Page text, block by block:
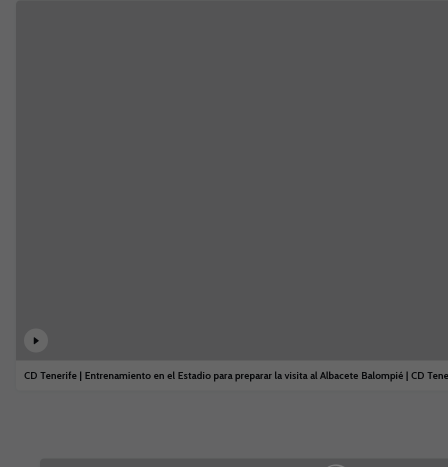
CD Tenerife | Entrenamiento en el Estadio para preparar la visita al Albacete Balompié | CD